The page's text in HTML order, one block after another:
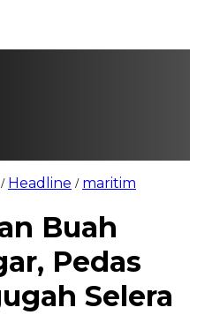
/ Headline / maritim
Buah
Pedas
Selera